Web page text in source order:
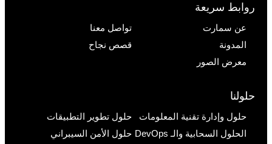
روابط سريعة
عن سمارت
تواصل معنا
المدونة
قصص نجاح
معرض الصور
حلولنا
حلول وإدارة تقنية المعلومات
حلول تطوير التطبيقات
الحلول السحابية والـ DevOps
حلول الأمن السيبراني